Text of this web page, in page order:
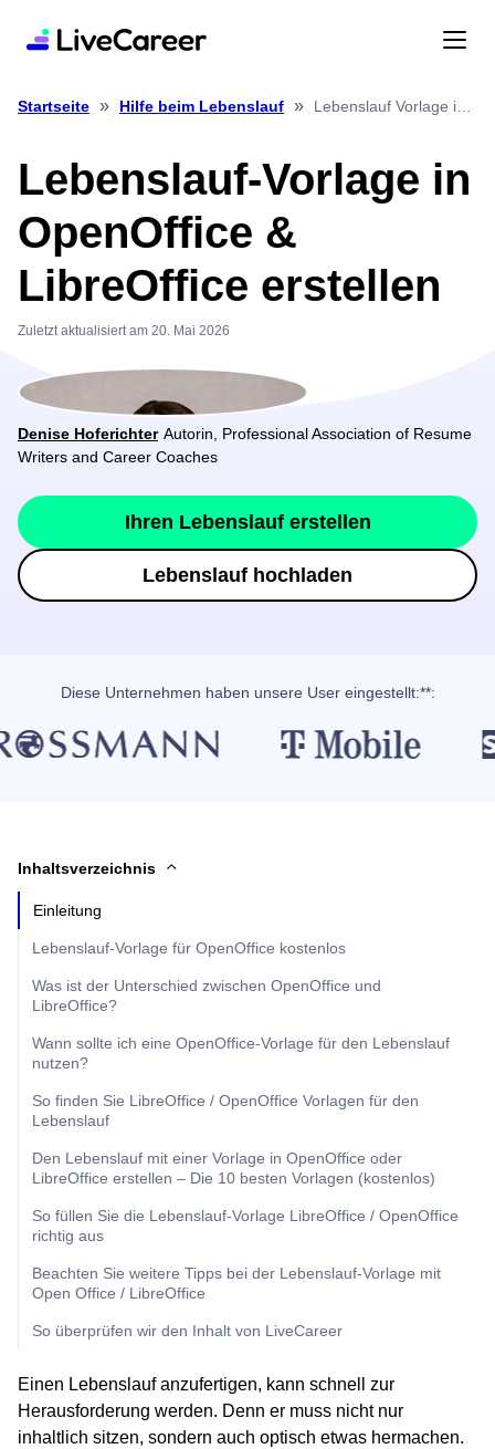
Startseite » Hilfe beim Lebenslauf »
Lebenslauf-Vorlage in
OpenOffice &
LibreOffice erstellen
Zuletzt aktualisiert am 20. Mai 2026
Denise Hoferichter Autorin, Professional Association of Resume
Writers and Career Coaches
Ihren Lebenslauf erstellen
Lebenslauf hochladen
Diese Unternehmen haben unsere User eingestellt:**:
Inhaltsverzeichnis
Einleitung
Lebenslauf-Vorlage für OpenOffice kostenlos
Was ist der Unterschied zwischen OpenOffice und
LibreOffice?
Wann sollte ich eine OpenOffice-Vorlage für den Lebenslauf
nutzen?
So finden Sie LibreOffice / OpenOffice Vorlagen für den
Lebenslauf
Den Lebenslauf mit einer Vorlage in OpenOffice oder
LibreOffice erstellen – Die 10 besten Vorlagen (kostenlos)
So füllen Sie die Lebenslauf-Vorlage LibreOffice / OpenOffice
richtig aus
Beachten Sie weitere Tipps bei der Lebenslauf-Vorlage mit
Open Office / LibreOffice
So überprüfen wir den Inhalt von LiveCareer
Einen Lebenslauf anzufertigen, kann schnell zur
Herausforderung werden. Denn er muss nicht nur
inhaltlich sitzen, sondern auch optisch etwas hermachen.